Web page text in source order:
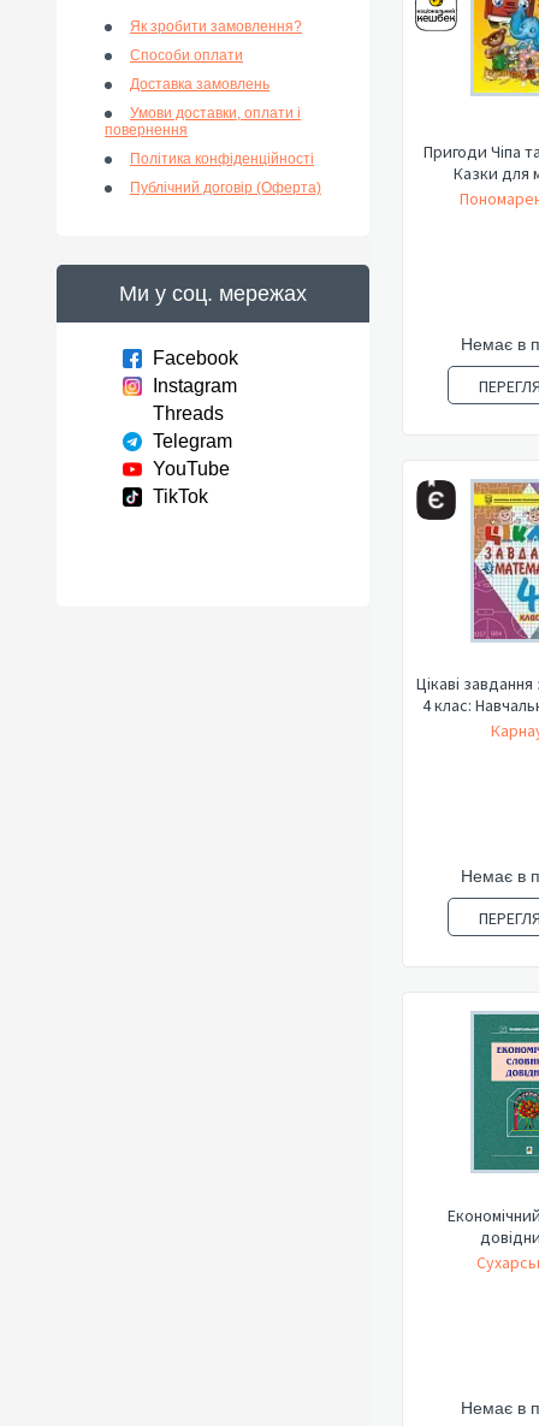
Як зробити замовлення?
Способи оплати
Доставка замовлень
Умови доставки, оплати і
повернення
Політика конфіденційності
Публічний договір (Оферта)
Ми у соц. мережах
Facebook
Instagram
Threads
Telegram
YouTube
TikTok
Пригоди Чіпа
Казки для
Немає в
Цікаві
4 клас:
Немає в
Немає в